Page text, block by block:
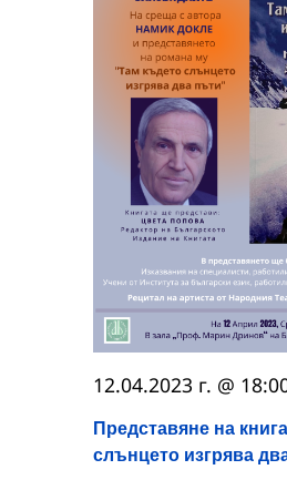
Представяне на
слънцето изгрява
12.04.2023 г. @